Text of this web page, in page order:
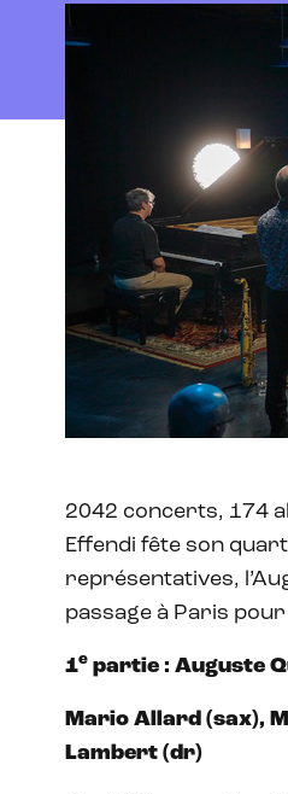
2042 concerts, 174
Effendi fête son
représentatives,
passage à Paris
1e partie : Auguste
Mario Allard (sax),
Lambert (dr)